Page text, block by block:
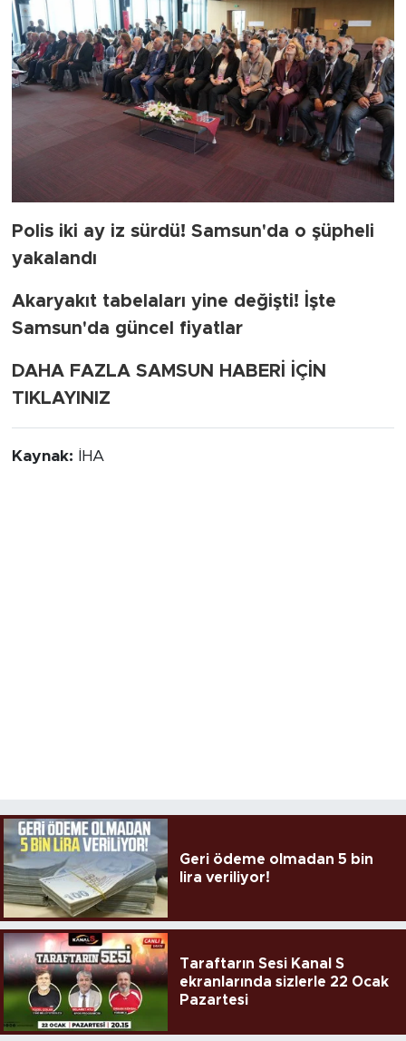
Polis iki ay iz sürdü! Samsun'da o şüpheli
yakalandı
Akaryakıt tabelaları yine değişti! İşte
Samsun'da güncel fiyatlar
DAHA FAZLA SAMSUN HABERİ İÇİN
TIKLAYINIZ
Kaynak: İHA
Geri ödeme olmadan 5 bin
lira veriliyor!
Taraftarın Sesi Kanal S
ekranlarında sizlerle 22 Ocak
Pazartesi